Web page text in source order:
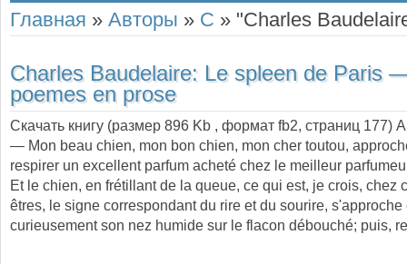
Главная » Авторы » C » "Charles
Charles Baudelaire: Le spleen de Paris
poemes en prose
Скачать книгу (размер 896 Kb , формат fb2, страниц 177)
— Mon beau chien, mon bon chien, mon cher toutou,
respirer un excellent parfum acheté chez le meilleur
Et le chien, en frétillant de la queue, ce qui est, je crois, chez
êtres, le signe correspondant du rire et du sourire, s'approche
curieusement son nez humide sur le flacon débouché; puis,